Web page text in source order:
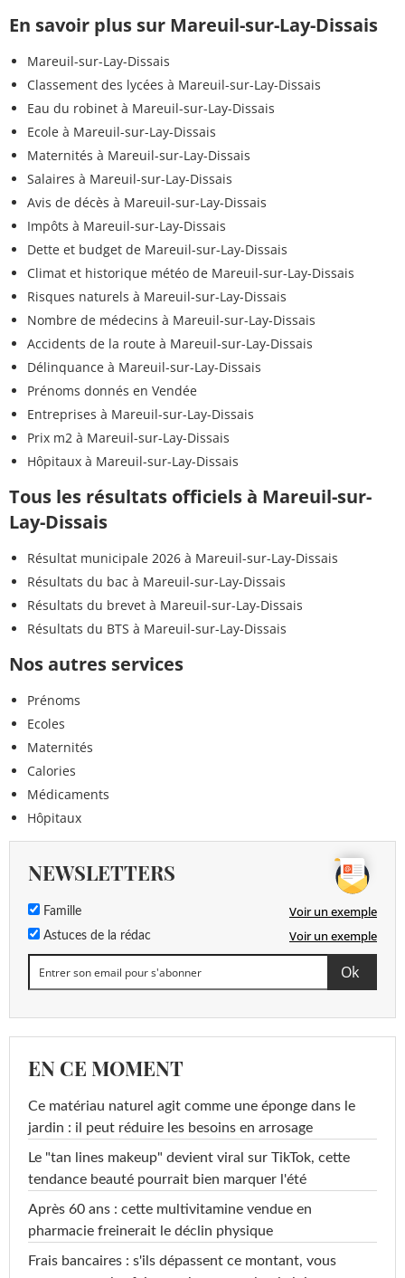
En savoir plus sur Mareuil-sur-Lay-Dissais
Mareuil-sur-Lay-Dissais
Classement des lycées à Mareuil-sur-Lay-Dissais
Eau du robinet à Mareuil-sur-Lay-Dissais
Ecole à Mareuil-sur-Lay-Dissais
Maternités à Mareuil-sur-Lay-Dissais
Salaires à Mareuil-sur-Lay-Dissais
Avis de décès à Mareuil-sur-Lay-Dissais
Impôts à Mareuil-sur-Lay-Dissais
Dette et budget de Mareuil-sur-Lay-Dissais
Climat et historique météo de Mareuil-sur-Lay-Dissais
Risques naturels à Mareuil-sur-Lay-Dissais
Nombre de médecins à Mareuil-sur-Lay-Dissais
Accidents de la route à Mareuil-sur-Lay-Dissais
Délinquance à Mareuil-sur-Lay-Dissais
Prénoms donnés en Vendée
Entreprises à Mareuil-sur-Lay-Dissais
Prix m2 à Mareuil-sur-Lay-Dissais
Hôpitaux à Mareuil-sur-Lay-Dissais
Tous les résultats officiels à Mareuil-sur-
Lay-Dissais
Résultat municipale 2026 à Mareuil-sur-Lay-Dissais
Résultats du bac à Mareuil-sur-Lay-Dissais
Résultats du brevet à Mareuil-sur-Lay-Dissais
Résultats du BTS à Mareuil-sur-Lay-Dissais
Nos autres services
Prénoms
Ecoles
Maternités
Calories
Médicaments
Hôpitaux
NEWSLETTERS
Famille Voir un exemple
Astuces de la rédac Voir un exemple
EN CE MOMENT
Ce matériau naturel agit comme une éponge dans le
jardin : il peut réduire les besoins en arrosage
Le "tan lines makeup" devient viral sur TikTok, cette
tendance beauté pourrait bien marquer l'été
Après 60 ans : cette multivitamine vendue en
pharmacie freinerait le déclin physique
Frais bancaires : s'ils dépassent ce montant, vous